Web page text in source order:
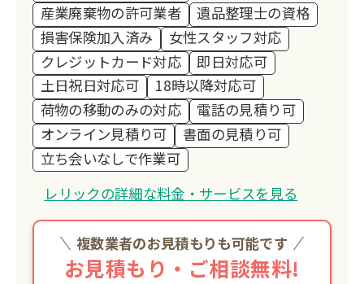
産業廃棄物の許可業者
遺品整理士の資格
損害保険加入済み
女性スタッフ対応
クレジットカード対応
即日対応可
土日祝日対応可
18時以降対応可
荷物の移動のみの対応
電話の見積り可
オンライン見積り可
書面の見積り可
立ち会いなしで作業可
レリックの詳細な料金・サービスを見る
複数業者のお見積もりも可能です
お見積もり・ご相談無料!